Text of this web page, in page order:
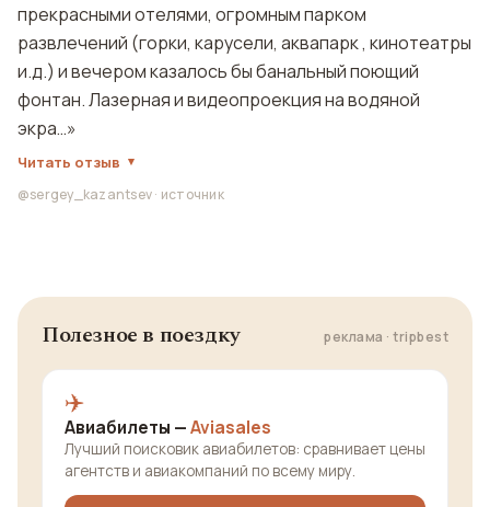
прекрасными отелями, огромным парком
развлечений (горки, карусели, аквапарк , кинотеатры
и.д.) и вечером казалось бы банальный поющий
фонтан. Лазерная и видеопроекция на водяной
экра…»
Читать отзыв
@sergey_kazantsev· источник
Полезное в поездку реклама · tripbest
✈️
Авиабилеты —Aviasales
Лучший поисковик авиабилетов: сравнивает цены
агентств и авиакомпаний по всему миру.